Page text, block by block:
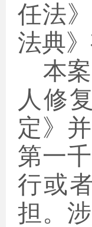
任法
法典
本
人修
定》
第一
行或
担。